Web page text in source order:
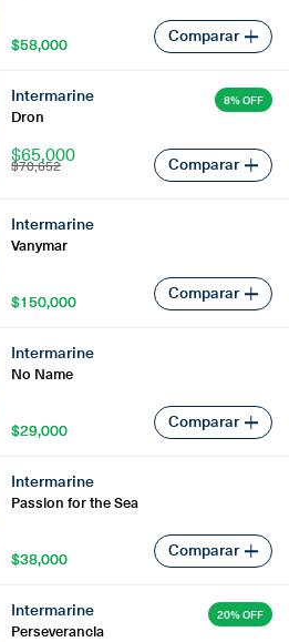
$58,000
$58,000 Comparar
Intermarine 8% OFF
Dron
$65,000
$70,652 Comparar
Intermarine
$150,000
Vanymar
$150,000 Comparar
Intermarine
$29,000
No Name
$29,000 Comparar
Intermarine
$38,000
Passion for the Sea
$38,000 Comparar
Intermarine 20% OFF
Perseverancia